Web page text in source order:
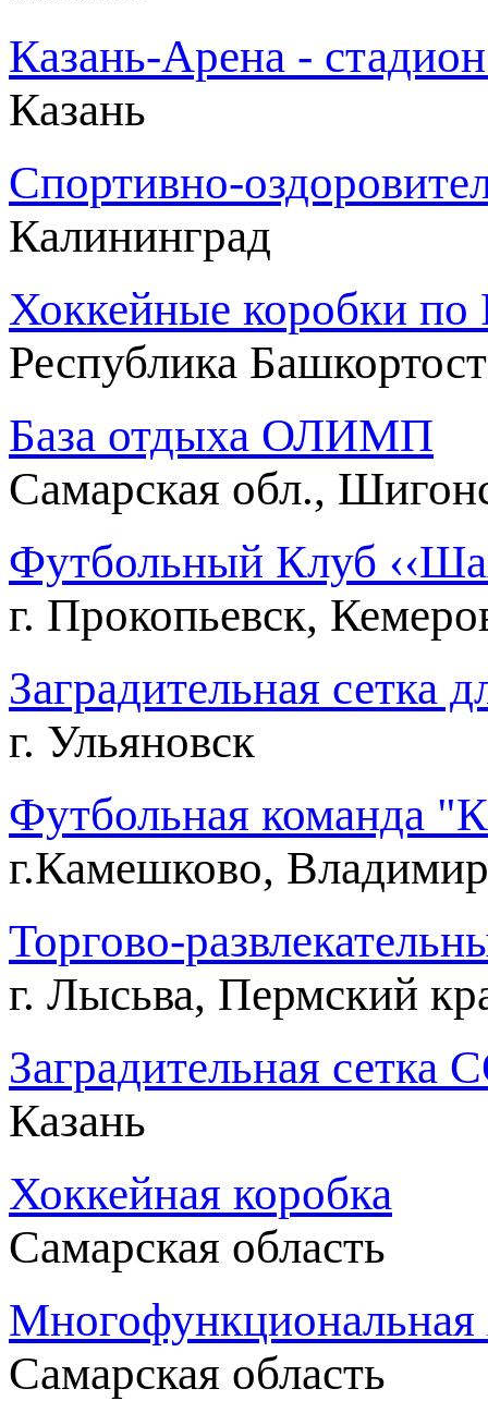
Казань-Арена -
Казань
Спортивно-
Калининград
Хоккейные коробки по
Республика
База отдыха ОЛИМП
Самарская обл.,
Футбольный Клуб
г. Прокопьевск,
Заградительная сетка
г. Ульяновск
Футбольная
г.Камешково,
Торгово-
г. Лысьва, Пермский
Заградительная сетка
Казань
Хоккейная коробка
Самарская область
Многофункциональная
Самарская область